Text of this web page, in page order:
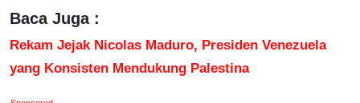
Baca Juga :
Rekam Jejak Nicolas Maduro, Presiden Venezuela
yang Konsisten Mendukung Palestina